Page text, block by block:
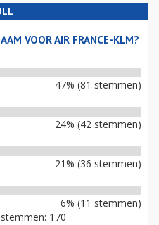
VOOR AIR FRANCE-KLM?
47% (81 stemmen)
24% (42 stemmen)
21% (36 stemmen)
6% (11 stemmen)
170